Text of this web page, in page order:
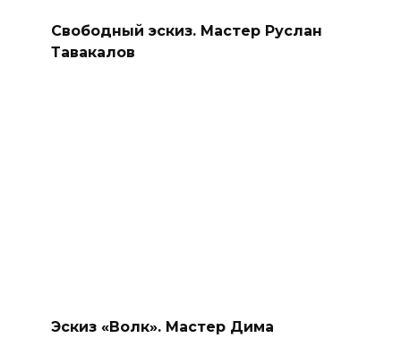
Свободный эскиз. Мастер Руслан
Тавакалов
Эскиз «Волк». Мастер Дима